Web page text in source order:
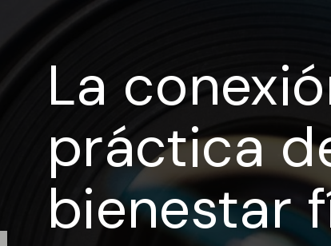
La
práctica
bienestar
Para iniciar sesión debes introducir el
Dirección de correo electrónico
Contraseña